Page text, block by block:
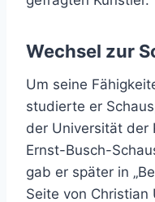
Wechsel zur
Um seine
studierte er
der Universität der
Ernst-Busch-
gab er später in
Seite von Christian